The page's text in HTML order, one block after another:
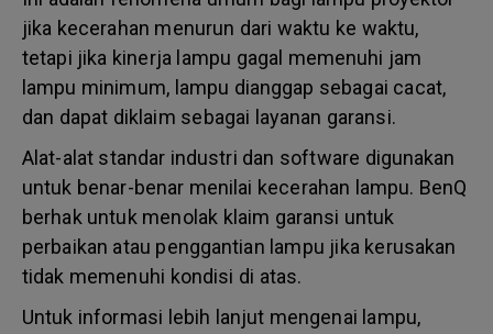
jika kecerahan menurun dari waktu ke waktu,
tetapi jika kinerja lampu gagal memenuhi jam
lampu minimum, lampu dianggap sebagai cacat,
dan dapat diklaim sebagai layanan garansi.
Alat-alat standar industri dan software digunakan
untuk benar-benar menilai kecerahan lampu. BenQ
berhak untuk menolak klaim garansi untuk
perbaikan atau penggantian lampu jika kerusakan
tidak memenuhi kondisi di atas.
Untuk informasi lebih lanjut mengenai lampu,